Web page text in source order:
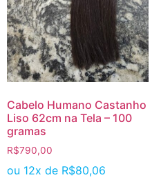
Cabelo Humano Castanho
Liso 62cm na Tela – 100
gramas
R$790,00
ou 12x de R$80,06